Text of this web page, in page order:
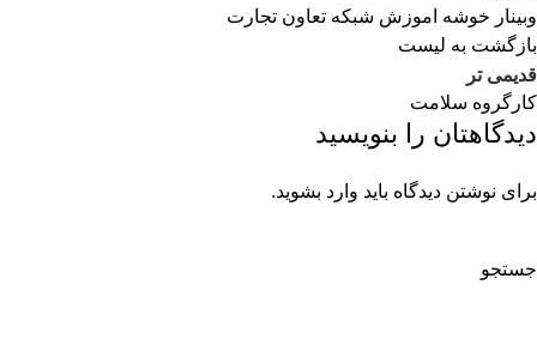
وبینار خوشه اموزش شبکه تعاون تجارت
بازگشت به لیست
قدیمی تر
کارگروه سلامت
دیدگاهتان را بنویسید
برای نوشتن دیدگاه باید وارد بشوید.
جستجو